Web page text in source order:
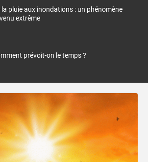
la pluie aux inondations : un phénomène
extrême
prévoit-on le temps ?